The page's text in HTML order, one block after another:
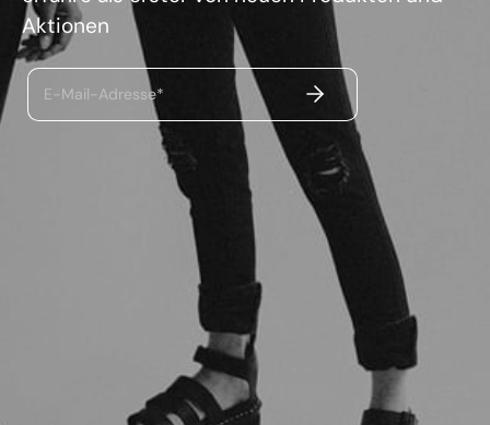
Aktionen
E-Mail-Adresse* ABSENDEN